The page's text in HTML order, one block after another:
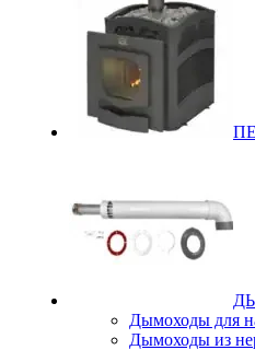
Дымоходы для
Дымоходы из